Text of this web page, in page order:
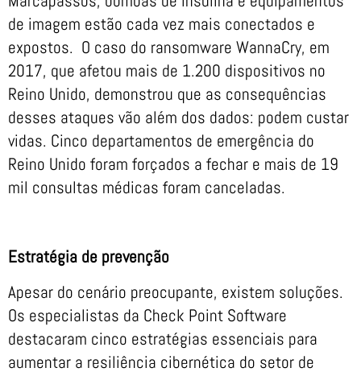
de imagem estão cada vez mais conectados e
expostos. O caso do ransomware WannaCry, em
2017, que afetou mais de 1.200 dispositivos no
Reino Unido, demonstrou que as consequências
desses ataques vão além dos dados: podem custar
vidas. Cinco departamentos de emergência do
Reino Unido foram forçados a fechar e mais de 19
mil consultas médicas foram canceladas.
Estratégia de prevenção
Apesar do cenário preocupante, existem soluções.
Os especialistas da Check Point Software
destacaram cinco estratégias essenciais para
aumentar a resiliência cibernética do setor de